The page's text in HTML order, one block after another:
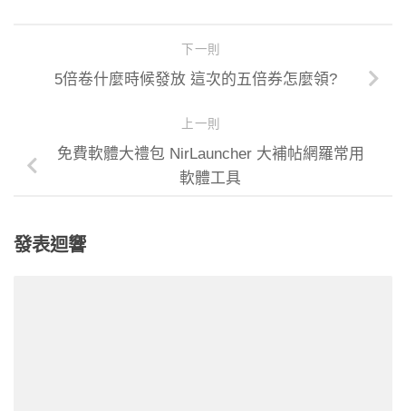
下一則
5倍卷什麼時候發放 這次的五倍券怎麼領?
上一則
免費軟體大禮包 NirLauncher 大補帖網羅常用
軟體工具
發表迴響